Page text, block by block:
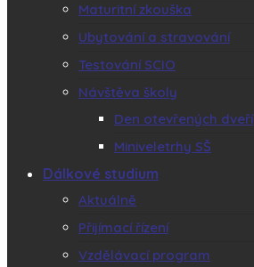
Maturitní zkouška
Ubytování a stravování
Testování SCIO
Návštěva školy
Den otevřených dveří
Miniveletrhy SŠ
Dálkové studium
Aktuálně
Přijímací řízení
Vzdělávací program